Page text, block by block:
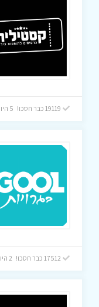
17512 כבר חסכו! 2 היום